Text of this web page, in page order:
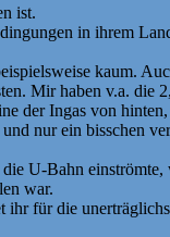
ist.
in ihrem
kaum.
Mir haben v.a. die
der Ingas von
nur ein bisschen
U-Bahn
war.
ihr für die